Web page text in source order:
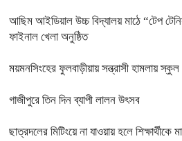
আছিম আইডিয়াল উচ্চ বিদ্যালয় মাঠে “টেপ
ফাইনাল খেলা অনুষ্ঠিত
ময়মনসিংহের ফুলবাড়ীয়ায় সন্ত্রাসী হামলায়
গাজীপুরে তিন দিন ব্যাপী লালন উৎসব
ছাত্রদলের মিটিংয়ে না যাওয়ায় হলে